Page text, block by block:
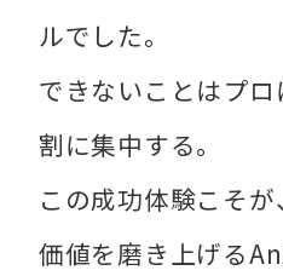
ルでした。
できないことはプ
割に集中する。
この成功体験こそ
価値を磨き上げる